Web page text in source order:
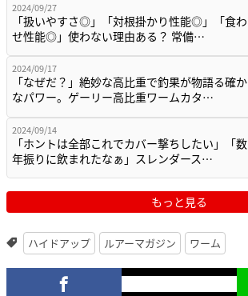
2024/09/27
「扱いやすさ◎」「対根掛かり性能◎」「食わ
せ性能◎」使わない理由ある？ 常備…
2024/09/17
「なぜだ？」絶妙な高比重で釣果が物語る確か
なパワー。ゲーリー高比重ワームカタ…
2024/09/14
「ホントは全部これでカバー撃ちしたい」「数
年振りに飲まれたなぁ」スレンダース…
もっと見る
ハイドアップ ルアーマガジン ワーム